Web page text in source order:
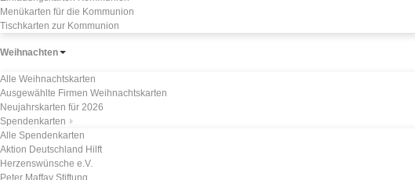
Menükarten für die Kommunion
Tischkarten zur Kommunion
Weihnachten
Alle Weihnachtskarten
Ausgewählte Firmen Weihnachtskarten
Neujahrskarten für 2026
Spendenkarten
Alle Spendenkarten
Aktion Deutschland Hilft
Herzenswünsche e.V.
Peter Maffay Stiftung